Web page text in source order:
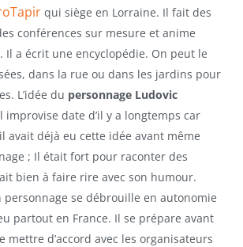
qui siège en Lorraine. Il fait des
conférences sur mesure et anime
Il a écrit une encyclopédie. On peut le
dans la rue ou dans les jardins pour
L’idée du personnage Ludovic
improvise date d’il y a longtemps car
avait déjà eu cette idée avant même
; Il était fort pour raconter des
bien à faire rire avec son humour.
personnage se débrouille en autonomie
partout en France. Il se prépare avant
mettre d’accord avec les organisateurs